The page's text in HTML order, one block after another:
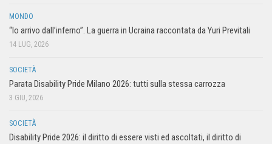
MONDO
“Io arrivo dall’inferno”. La guerra in Ucraina raccontata da Yuri Previtali
14 LUG, 2026
SOCIETÀ
Parata Disability Pride Milano 2026: tutti sulla stessa carrozza
3 GIU, 2026
SOCIETÀ
Disability Pride 2026: il diritto di essere visti ed ascoltati, il diritto di